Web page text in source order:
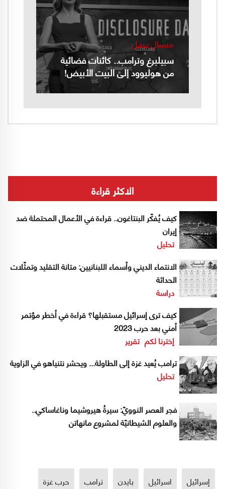
ميشال نوفل
سبيلبرغ وترامب.. كائنات فضائية
من هوليوود إلى البيت الأبيض!
الاكثر قراءة
كيف يُفكّر البنتاغون.. قراءة في الأعمال المحتملة ضد
إيران
تحليل
الانتماء الديني وأسماء اللبنانيين: متانة التقليد وتمثّلات
الحداثة
دراسة
كيف ترى إسرائيل مستقبلها؟ قراءة في أخطر مؤتمر
أمني بعد حرب 2023
إخترنا لكم تقرير
ترامب يُعيد غزة إلى الطاولة... ويحشر نتنياهو في الزاوية
تحليل
فجر العصر النوويّ: سيرةُ هيروشيما وناغاساكي..
والعلوم الشيطانيّة لمشروع مانهاتن
إسرائيل اسرائيل بايدن ترامب حرب غزة